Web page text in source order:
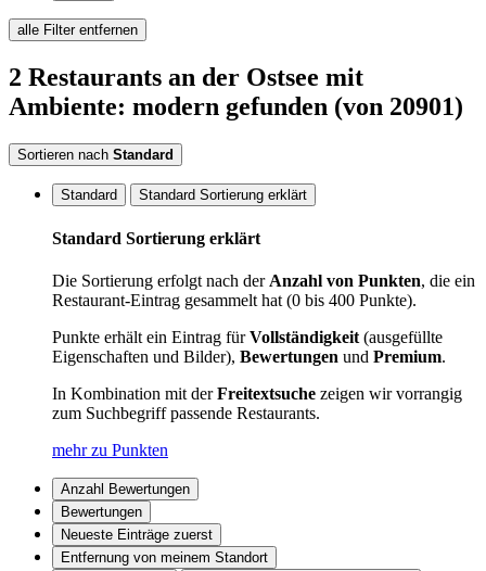
alle Filter entfernen
2 Restaurants an der Ostsee mit
Ambiente: modern gefunden (von 20901)
Sortieren nach Standard
Standard Standard Sortierung erklärt
Standard Sortierung erklärt
Die Sortierung erfolgt nach derAnzahl von Punkten, die ein
Restaurant-Eintrag gesammelt hat (0 bis 400 Punkte).
Punkte erhält ein Eintrag fürVollständigkeit(ausgefüllte
Eigenschaften und Bilder), Bewertungen und Premium.
In Kombination mit derFreitextsuche zeigen wir vorrangig
zum Suchbegriff passende Restaurants.
mehr zu Punkten
Anzahl Bewertungen
Bewertungen
Neueste Einträge zuerst
Entfernung von meinem Standort